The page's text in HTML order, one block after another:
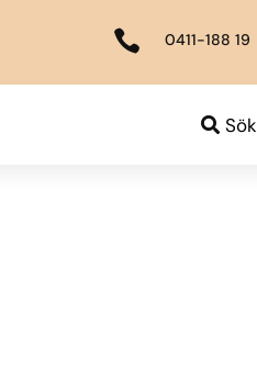
 0411-188 19
Sök